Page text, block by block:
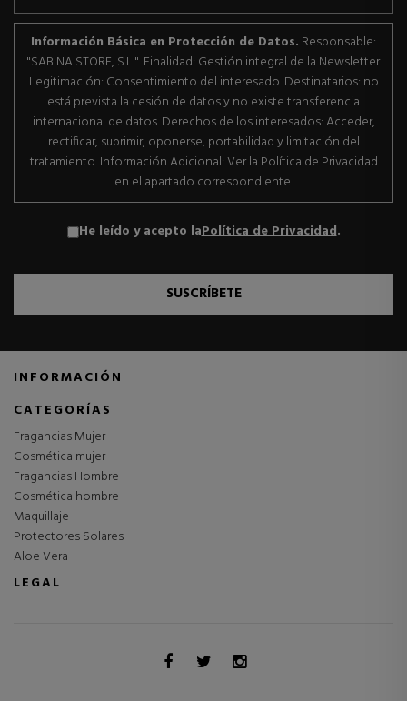
Información Básica en Protección de Datos. Responsable:
"SABINA STORE, S.L.". Finalidad: Gestión integral de la Newsletter.
Legitimación: Consentimiento del interesado. Destinatarios: no
está prevista la cesión de datos y no existe transferencia
internacional de datos. Derechos de los interesados: Acceder,
rectificar, suprimir, oponerse, portabilidad y limitación del
tratamiento. Información Adicional: Ver la Política de Privacidad
en el apartado correspondiente.
He leído y acepto laPolítica de Privacidad.
SUSCRÍBETE
INFORMACIÓN
CATEGORÍAS
Fragancias Mujer
Cosmética mujer
Fragancias Hombre
Cosmética hombre
Maquillaje
Protectores Solares
Aloe Vera
LEGAL